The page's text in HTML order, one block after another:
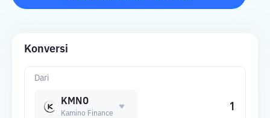
Konversi
Dari
KMNO
Kamino Finance